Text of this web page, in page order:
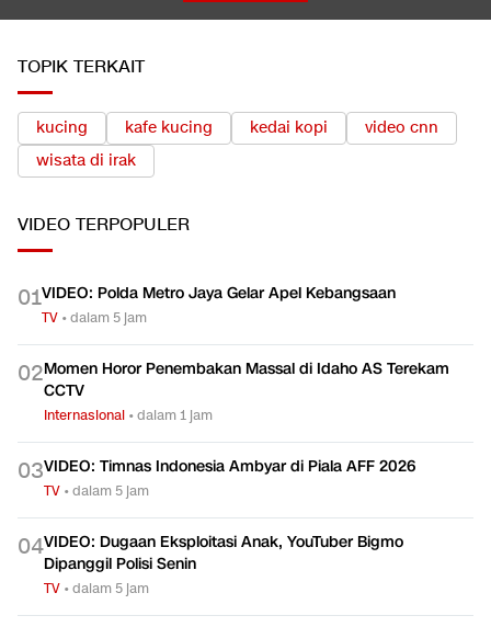
TOPIK TERKAIT
kucing kafe kucing kedai kopi
video cnn
wisata di irak
VIDEO TERPOPULER
01VIDEO: Polda Metro Jaya Gelar Apel Kebangsaan
TV •dalam 5 jam
02Momen Horor Penembakan Massal di Idaho AS Terekam
CCTV
Internasional •dalam 1 jam
03VIDEO: Timnas Indonesia Ambyar di Piala AFF 2026
TV •dalam 5 jam
04VIDEO: Dugaan Eksploitasi Anak, YouTuber Bigmo
Dipanggil Polisi Senin
TV •dalam 5 jam